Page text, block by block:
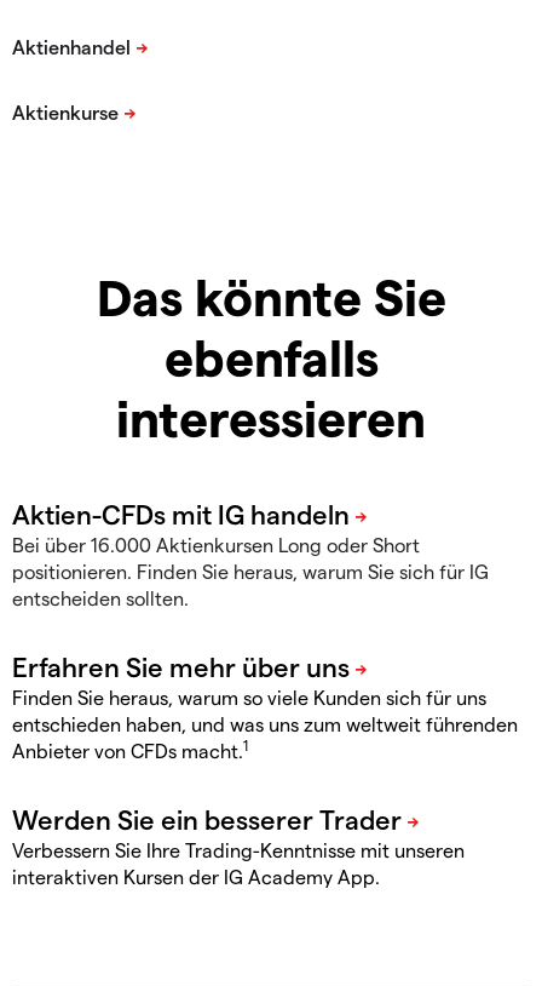
Das könnte Sie
ebenfalls
interessieren
Bei über 16.000 Aktienkursen Long oder Short
positionieren. Finden Sie heraus, warum Sie sich für IG
entscheiden sollten.
Finden Sie heraus, warum so viele Kunden sich für uns
entschieden haben, und was uns zum weltweit führenden
Anbieter von CFDs macht.1
Verbessern Sie Ihre Trading-Kenntnisse mit unseren
interaktiven Kursen der IG Academy App.